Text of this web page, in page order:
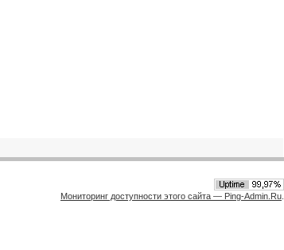
Мониторинг доступности этого сайта — Ping-Admin.Ru